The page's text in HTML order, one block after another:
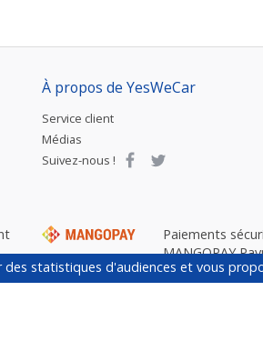
À propos de YesWeCar
Service client
Médias
Suivez-nous !
Paiements
MANGOPAY
statistiques d'audiences et vous